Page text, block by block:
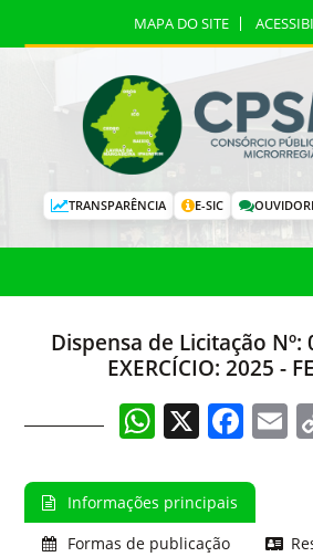
MAPA DO SITE
TRANSPARÊNCIA E-SIC
Dispensa de Licitação Nº:
EXERCÍCIO: 2025 -
X
Informações principais
Formas de publicação